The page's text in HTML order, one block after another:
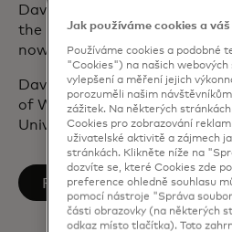
David is a global citizen
the United Kingdom, Hong
now Singapore.
David holds a BSc in
of Warwick and an MSc in
University of London.
Follow on LinkedIn
opens in a new tab
Jak používáme cookies a
Používáme cookies a podobné
"Cookies") na našich webových
vylepšení a měření jejich
porozuměli našim
zážitek. Na některých
Cookies pro zobrazování
uživatelské aktivitě a zájmech
stránkách. Klikněte níže na
dozvíte se, které Cookies zde
preference ohledně souhlasu
pomocí nástroje "Správa
části obrazovky (na některých
odkaz místo tlačítka). Toto